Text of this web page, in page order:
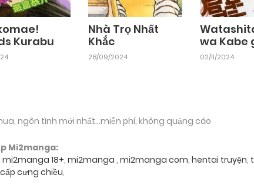
3 10/03/2026
1
Kurabu
Nhà Trọ Nhất
Khắc
28/09/2024
wa Kabe
02/11/2024
ngôn tình mới nhất...miễn phí, không quảng cáo
Mi2manga:
mi2manga 18+, mi2manga , mi2manga com, hentai truyện,
cưng chiều,